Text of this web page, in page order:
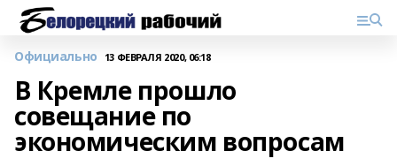
Официально 13 ФЕВРАЛЯ 2020, 06:18
В Кремле прошло
совещание по
экономическим вопросам